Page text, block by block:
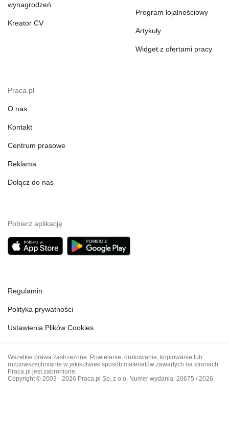
wynagrodzeń
Kreator CV
Program lojalnościowy
Artykuły
Widget z ofertami pracy
Praca.pl
O nas
Kontakt
Centrum prasowe
Reklama
Dołącz do nas
Pobierz aplikację
Regulamin
Polityka prywatności
Ustawienia Plików Cookies
Wszelkie prawa zastrzeżone. Powielanie, drukowanie, kopiowanie lub
rozpowszechnianie w jakikolwiek sposób materiałów zawartych na stronach
Praca.pl jest zabronione.
Copyright © 2003 - 2026 Praca.pl Sp. z o.o. Numer wydania: 20675 / 2026